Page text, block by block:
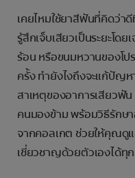
เคยไหมใช้ยาสีฟันที่คิดว่
รู้สึกเจ็บเสียวเป็นระยะโด
ร้อน หรือขนมหวานของโป
ครั้ง ทำยังไงถึงจะแก้ปัญ
สาเหตุของอาการเสียว
คนมองข้าม พร้อมวิธีรักษ
จากคอลเกต ช่วยให้คุณดู
เชี่ยวชาญด้วยตัวเองได้ทุ